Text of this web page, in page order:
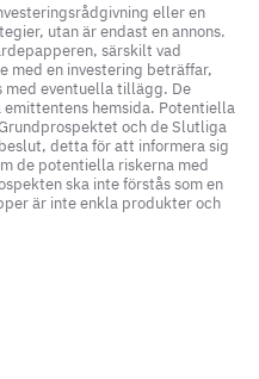
eller en
utan är endast en annons.
särskilt vad
med en investering beträffar,
med eventuella tillägg. De
hemsida. Potentiella
och de Slutliga
detta för att informera sig
de potentiella riskerna med
ska inte förstås som en
är inte enkla produkter och